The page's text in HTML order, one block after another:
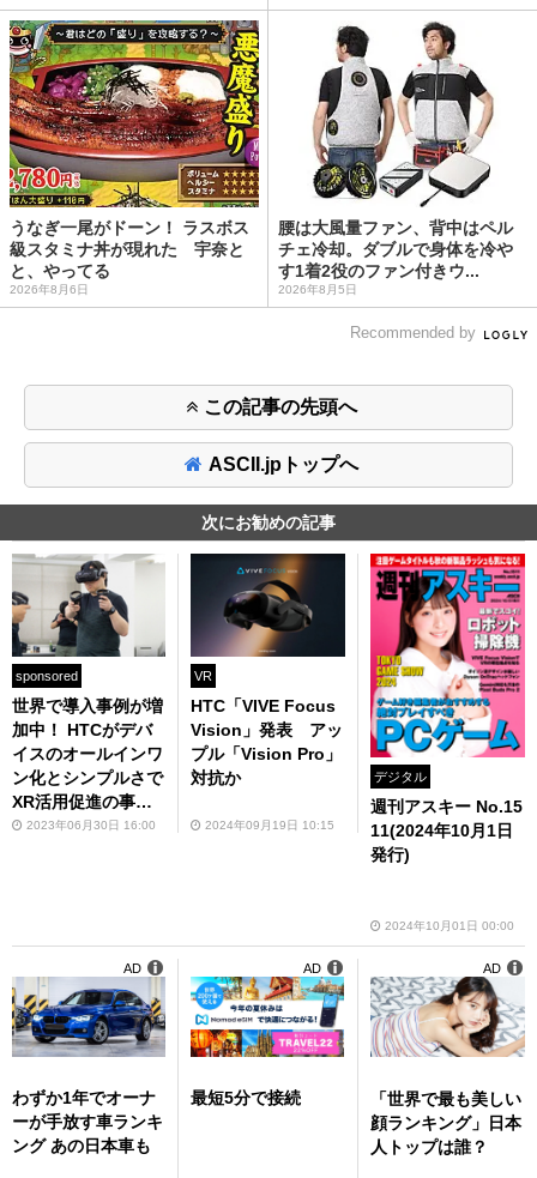
うなぎ一尾がドーン！ ラスボス
級スタミナ丼が現れた 宇奈と
と、やってる
2026年8月6日
腰は大風量ファン、背中はペル
チェ冷却。ダブルで身体を冷や
す1着2役のファン付きウ...
2026年8月5日
Recommended by
この記事の先頭へ
ASCII.jpトップへ
次にお勧めの記事
sponsored
世界で導入事例が増
加中！ HTCがデバ
イスのオールインワ
ン化とシンプルさで
XR活用促進の事例
を紹介
2023年06月30日 16:00
VR
HTC「VIVE Focus
Vision」発表 アッ
プル「Vision Pro」
対抗か
2024年09月19日 10:15
デジタル
週刊アスキー No.15
11(2024年10月1日
発行)
2024年10月01日 00:00
わずか1年でオーナ
ーが手放す車ランキ
ング あの日本車も
AD
最短5分で接続
AD
「世界で最も美しい
顔ランキング」日本
人トップは誰？
AD